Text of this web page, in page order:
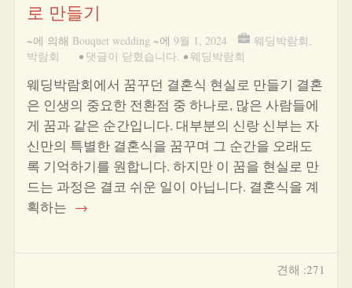
로 만들기
~에 의해 Bouquet wedding ~에 9월 1, 2024 웨딩박람회,
박람회
• 댓글이 닫혔습니다. •웨딩박람회
웨딩박람회에서 꿈꾸던 결혼식 현실로 만들기 결혼
은 인생의 중요한 전환점 중 하나로, 많은 사람들에
게 꿈과 같은 순간입니다. 대부분의 신랑 신부는 자
신만의 특별한 결혼식을 꿈꾸며 그 순간을 오래도
록 기억하기를 원합니다. 하지만 이 꿈을 현실로 만
드는 과정은 결코 쉬운 일이 아닙니다. 결혼식을 계
획하는 →
견해 :271